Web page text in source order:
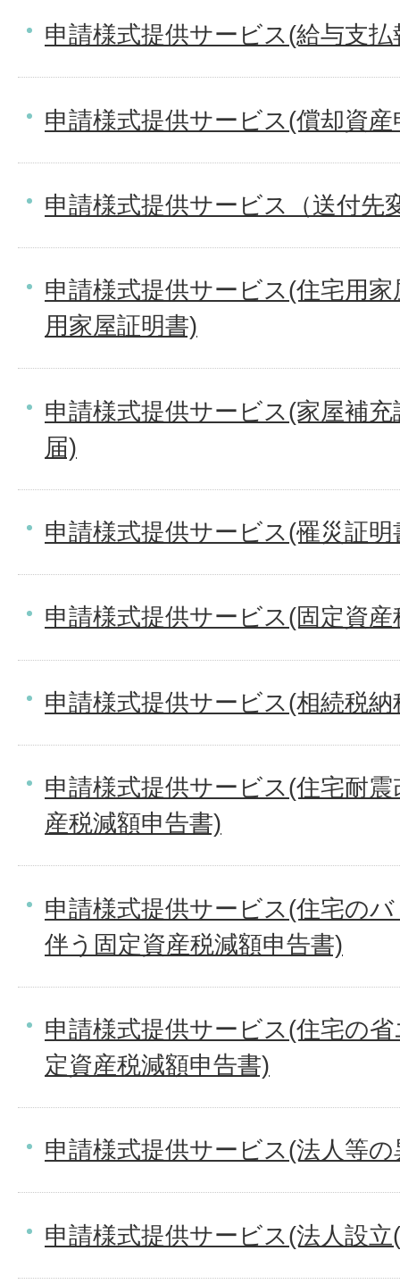
申請様式提供サービス(給与支払
申請様式提供サービス(償却資産
申請様式提供サービス（送付先
申請様式提供サービス(住宅用
用家屋証明書)
申請様式提供サービス(家屋補
届)
申請様式提供サービス(罹災証
申請様式提供サービス(固定資
申請様式提供サービス(相続税
申請様式提供サービス(住宅耐
産税減額申告書)
申請様式提供サービス(住宅の
伴う固定資産税減額申告書)
申請様式提供サービス(住宅の
定資産税減額申告書)
申請様式提供サービス(法人等の
申請様式提供サービス(法人設